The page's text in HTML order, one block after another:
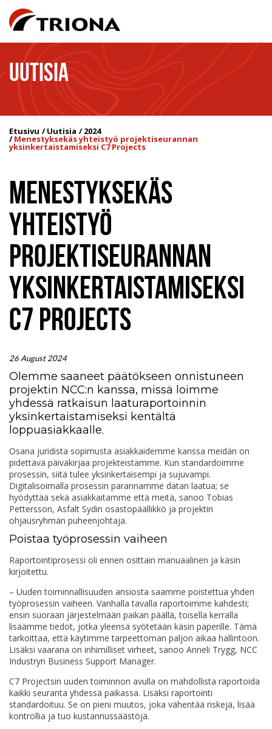
UUTISIA
Etusivu Uutisia 2024
Menestyksekäs yhteistyö projektiseurannan
yksinkertaistamiseksi C7 Projects
MENESTYKSEKÄS
YHTEISTYÖ
PROJEKTISEURANNAN
YKSINKERTAISTAMISEKSI
C7 PROJECTS
26 August 2024
Olemme saaneet päätökseen onnistuneen
projektin NCC:n kanssa, missä loimme
yhdessä ratkaisun laaturaportoinnin
yksinkertaistamiseksi kentältä
loppuasiakkaalle.
Osana juridista sopimusta asiakkaidemme kanssa meidän on
pidettävä päiväkirjaa projekteistamme. Kun standardoimme
prosessin, siitä tulee yksinkertaisempi ja sujuvampi.
Digitalisoimalla prosessin parannamme datan laatua; se
hyödyttää sekä asiakkaitamme että meitä, sanoo Tobias
Pettersson, Asfalt Sydin osastopäällikkö ja projektin
ohjausryhmän puheenjohtaja.
Poistaa työprosessin vaiheen
Raportointiprosessi oli ennen osittain manuaalinen ja käsin
kirjoitettu.
– Uuden toiminnallisuuden ansiosta saamme poistettua yhden
työprosessin vaiheen. Vanhalla tavalla raportoimme kahdesti;
ensin suoraan järjestelmään paikan päällä, toisella kerralla
lisäämme tiedot, jotka yleensä syötetään käsin paperille. Tämä
tarkoittaa, että käytimme tarpeettoman paljon aikaa hallintoon.
Lisäksi vaarana on inhimilliset virheet, sanoo Anneli Trygg, NCC
Industryn Business Support Manager.
C7 Projectsin uuden toiminnon avulla on mahdollista raportoida
kaikki seuranta yhdessä paikassa. Lisäksi raportointi
standardoituu. Se on pieni muutos, joka vähentää riskejä, lisää
kontrollia ja tuo kustannussäästöjä.